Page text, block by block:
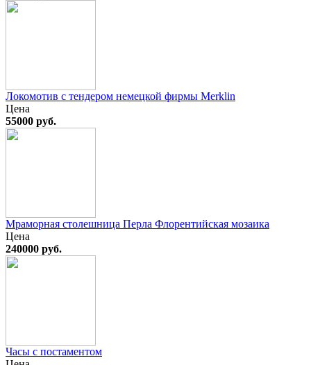
Локомотив с тендером немецкой фирмы Merklin
Цена
55000 руб.
Мраморная столешница Перла Флорентийская мозаика
Цена
240000 руб.
Часы с постаментом